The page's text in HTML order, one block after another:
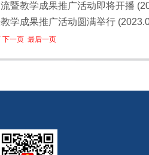
暨教学成果推广活动即将开播
学成果推广活动圆满举行
下一页 最后一页